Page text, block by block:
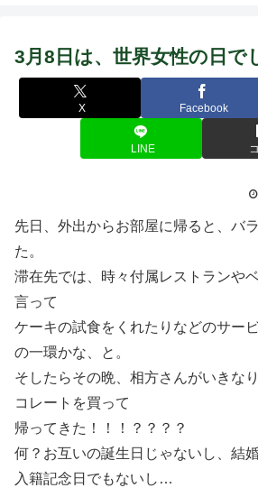
3月8日は、世界女性の日で
X Facebook
LINE
先日、外出からお部屋に帰ると、バ
た。
滞在先では、時々付属レストランや
言って
ケーキの試食をくれたりなどのサー
の一環かな、と。
そしたらその晩、相方さんがいきな
コレートを買って
帰ってきた！！！？？？？
何？お互いの誕生日じゃないし、結
入籍記念日でもないし…